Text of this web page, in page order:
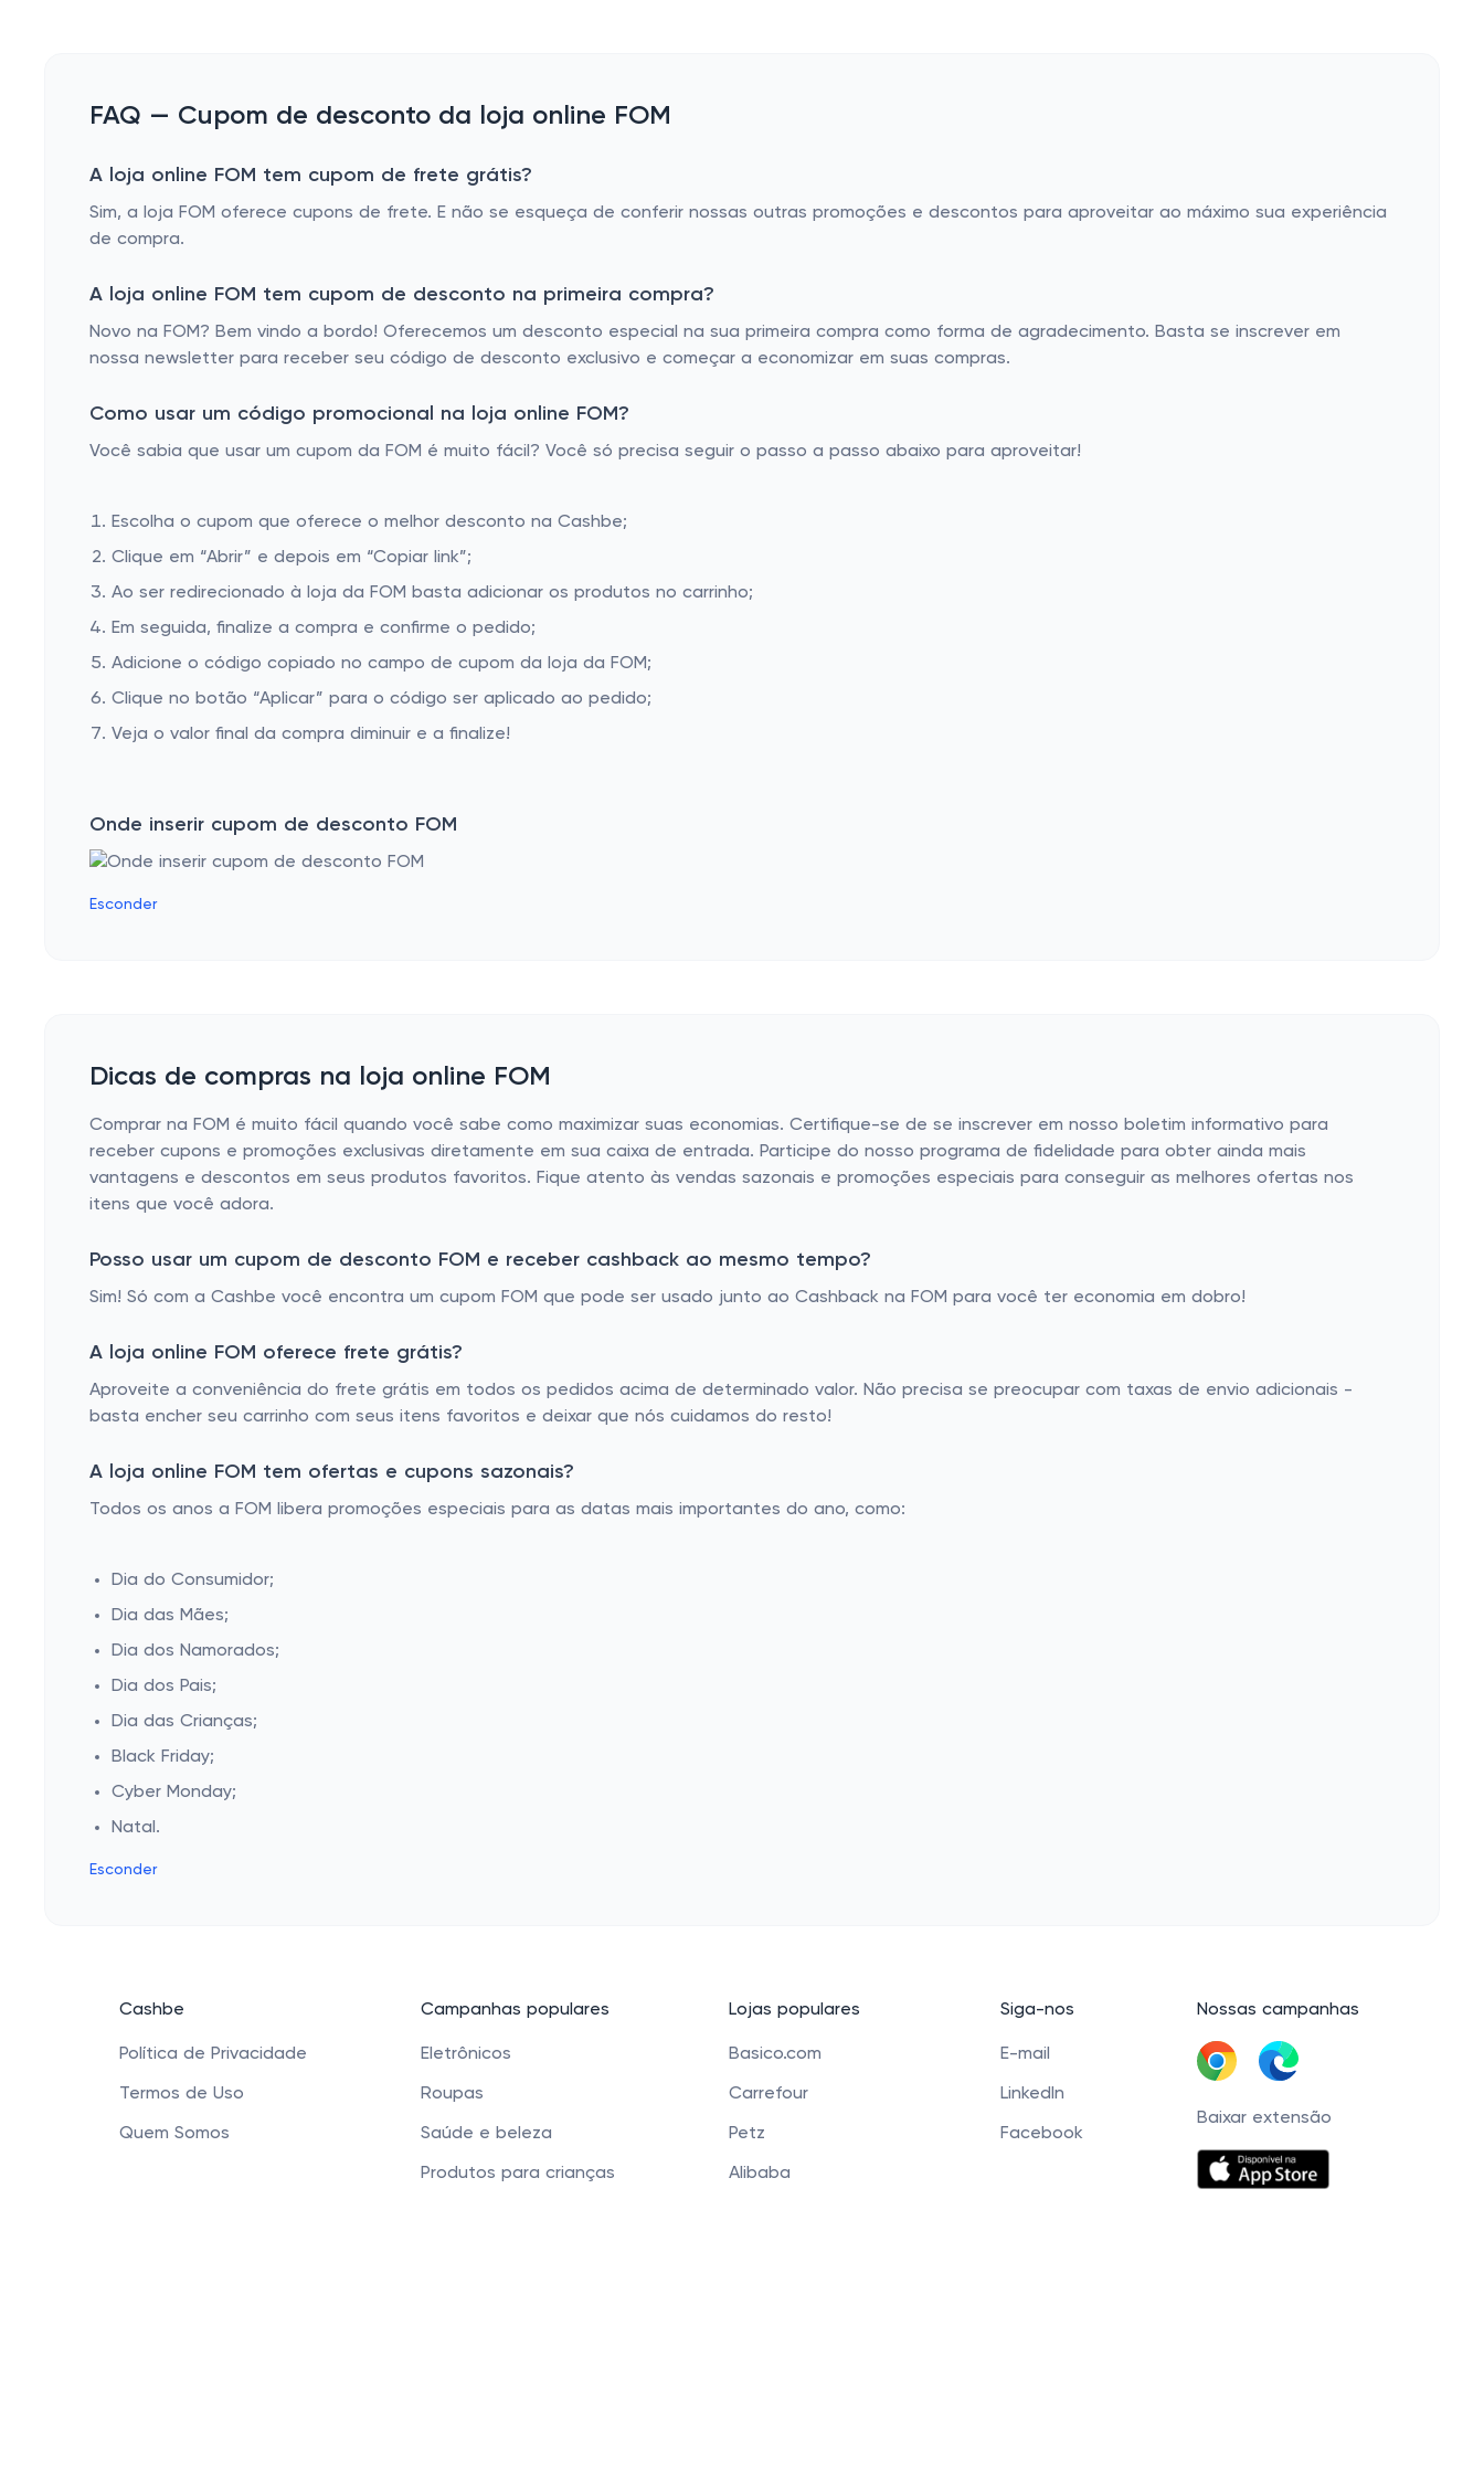
FAQ — Cupom de desconto da loja online FOM
A loja online FOM tem cupom de frete grátis?
Sim, a loja FOM oferece cupons de frete. E não se esqueça de conferir nossas outras promoções e descontos para aproveitar ao máximo sua experiência
de compra.
A loja online FOM tem cupom de desconto na primeira compra?
Novo na FOM? Bem vindo a bordo! Oferecemos um desconto especial na sua primeira compra como forma de agradecimento. Basta se inscrever em
nossa newsletter para receber seu código de desconto exclusivo e começar a economizar em suas compras.
Como usar um código promocional na loja online FOM?
Você sabia que usar um cupom da FOM é muito fácil? Você só precisa seguir o passo a passo abaixo para aproveitar!
Escolha o cupom que oferece o melhor desconto na Cashbe;
Clique em “Abrir” e depois em “Copiar link”;
Ao ser redirecionado à loja da FOM basta adicionar os produtos no carrinho;
Em seguida, finalize a compra e confirme o pedido;
Adicione o código copiado no campo de cupom da loja da FOM;
Clique no botão “Aplicar” para o código ser aplicado ao pedido;
Veja o valor final da compra diminuir e a finalize!
Onde inserir cupom de desconto FOM
Esconder
Dicas de compras na loja online FOM
Comprar na FOM é muito fácil quando você sabe como maximizar suas economias. Certifique-se de se inscrever em nosso boletim informativo para
receber cupons e promoções exclusivas diretamente em sua caixa de entrada. Participe do nosso programa de fidelidade para obter ainda mais
vantagens e descontos em seus produtos favoritos. Fique atento às vendas sazonais e promoções especiais para conseguir as melhores ofertas nos
itens que você adora.
Posso usar um cupom de desconto FOM e receber cashback ao mesmo tempo?
Sim! Só com a Cashbe você encontra um cupom FOM que pode ser usado junto ao Cashback na FOM para você ter economia em dobro!
A loja online FOM oferece frete grátis?
Aproveite a conveniência do frete grátis em todos os pedidos acima de determinado valor. Não precisa se preocupar com taxas de envio adicionais -
basta encher seu carrinho com seus itens favoritos e deixar que nós cuidamos do resto!
A loja online FOM tem ofertas e cupons sazonais?
Todos os anos a FOM libera promoções especiais para as datas mais importantes do ano, como:
Dia do Consumidor;
Dia das Mães;
Dia dos Namorados;
Dia dos Pais;
Dia das Crianças;
Black Friday;
Cyber Monday;
Natal.
Esconder
Cashbe
Política de Privacidade
Termos de Uso
Quem Somos
Campanhas populares
Eletrônicos
Roupas
Saúde e beleza
Produtos para crianças
Lojas populares
Basico.com
Carrefour
Petz
Alibaba
Siga-nos
E-mail
LinkedIn
Facebook
Nossas campanhas
Baixar extensão